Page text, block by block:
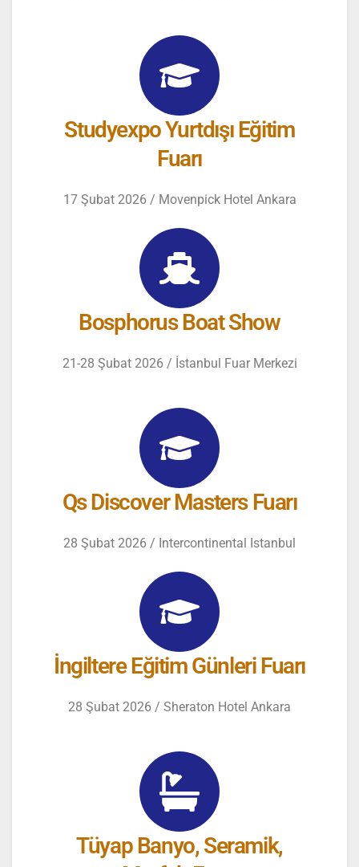
Studyexpo Yurtdışı Eğitim
Fuarı
17 Şubat 2026 / Movenpick Hotel Ankara
Bosphorus Boat Show
21-28 Şubat 2026 / İstanbul Fuar Merkezi
Qs Discover Masters Fuarı
28 Şubat 2026 / Intercontinental Istanbul
İngiltere Eğitim Günleri Fuarı
28 Şubat 2026 / Sheraton Hotel Ankara
Tüyap Banyo, Seramik,